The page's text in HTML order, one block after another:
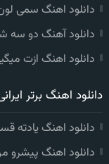
دانلود اهنگ سمی
دانلود آهنگ دو سه
دانلود اهنگ ازت
دانلود اهنگ برتر
دانلود اهنگ یادته
دانلود اهنگ